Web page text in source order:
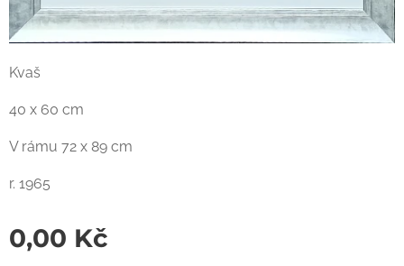
Kvaš
40 x 60 cm
V rámu 72 x 89 cm
r. 1965
0,00 Kč